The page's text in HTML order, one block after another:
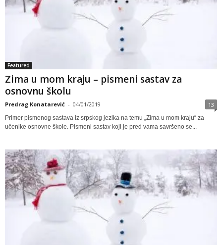
Featured
Zima u mom kraju – pismeni sastav za
osnovnu školu
Predrag Konatarević - 04/01/2019 13
Primer pismenog sastava iz srpskog jezika na temu „Zima u mom kraju“ za
učenike osnovne škole. Pismeni sastav koji je pred vama savršeno se...